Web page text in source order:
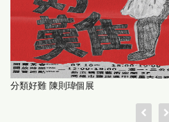
分類好難 陳則瑋個展